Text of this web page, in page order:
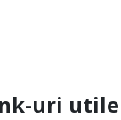
uri utile